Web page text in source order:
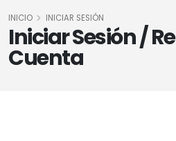
Iniciar Sesión /
Cuenta
INICIO INICIAR SESIÓN